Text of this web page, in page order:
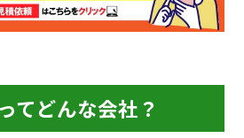
てどんな会社？